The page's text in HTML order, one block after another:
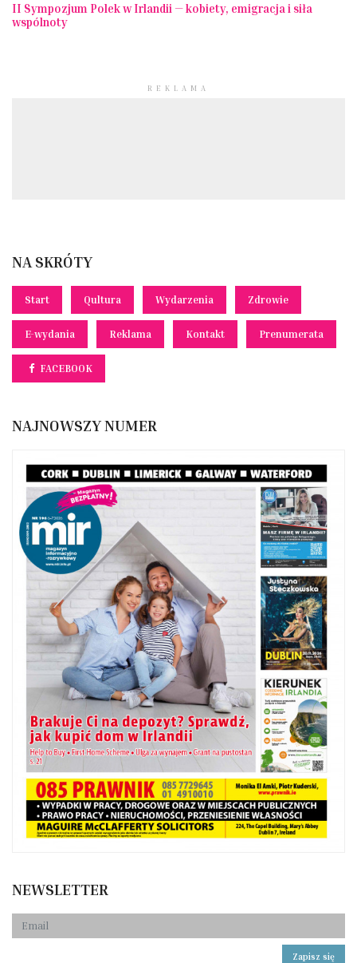
II Sympozjum Polek w Irlandii — kobiety, emigracja i siła
wspólnoty
REKLAMA
NA SKRÓTY
Start Qultura Wydarzenia Zdrowie
E-wydania Reklama Kontakt Prenumerata
FACEBOOK
NAJNOWSZY NUMER
NEWSLETTER
Zapisz się